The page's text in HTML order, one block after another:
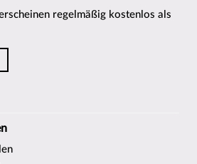
regelmäßig kostenlos als